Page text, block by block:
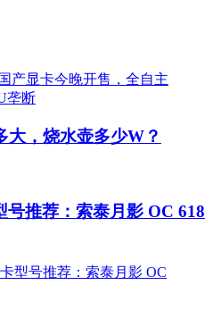
大，烧水壶多少W？
推荐：索泰月影 OC 618